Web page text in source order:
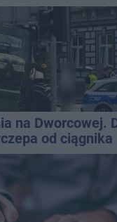
na Dworcowej.
od ciągnika